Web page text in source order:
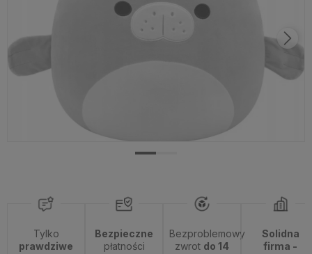
Tylko
prawdziwe
Bezpieczne
płatności
Bezproblemowy
zwrot do 14
Solidna
firma -